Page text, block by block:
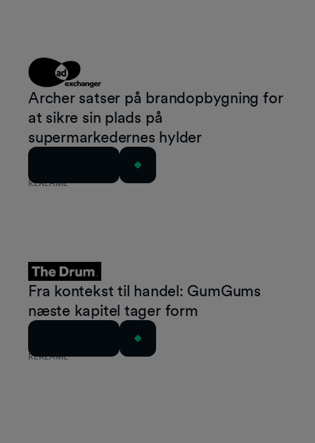
REKLAME
Archer satser på brandopbygning for
at sikre sin plads på
supermarkedernes hylder
REKLAME
Fra kontekst til handel: GumGums
næste kapitel tager form